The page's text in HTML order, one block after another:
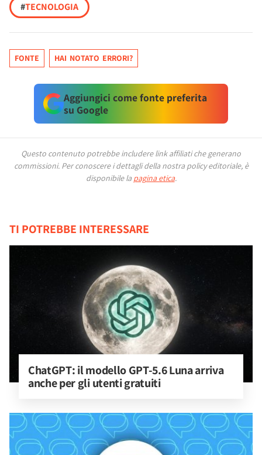
#TECNOLOGIA
FONTE HAI NOTATO ERRORI?
Aggiungici come fonte preferita
su Google
Questo contenuto potrebbe includere link affiliati che generano
commissioni. Per conoscere i dettagli della nostra policy editoriale, è
disponibile la pagina etica.
TI POTREBBE INTERESSARE
ChatGPT: il modello GPT-5.6 Luna arriva
anche per gli utenti gratuiti